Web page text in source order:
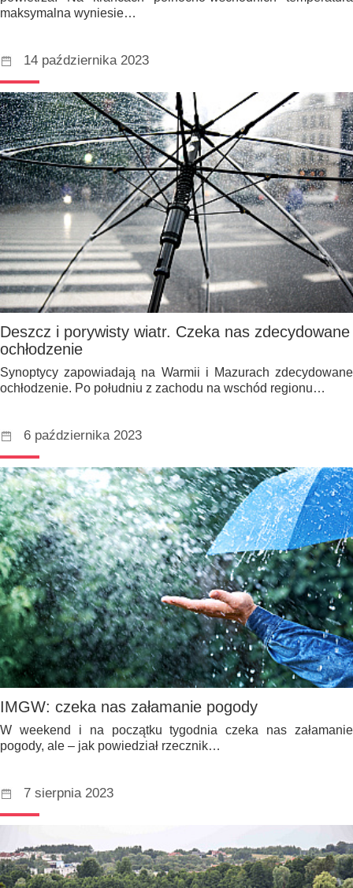
maksymalna wyniesie…
14 października 2023
Deszcz i porywisty wiatr. Czeka nas zdecydowane
ochłodzenie
Synoptycy zapowiadają na Warmii i Mazurach zdecydowane
ochłodzenie. Po południu z zachodu na wschód regionu…
6 października 2023
IMGW: czeka nas załamanie pogody
W weekend i na początku tygodnia czeka nas załamanie
pogody, ale – jak powiedział rzecznik…
7 sierpnia 2023